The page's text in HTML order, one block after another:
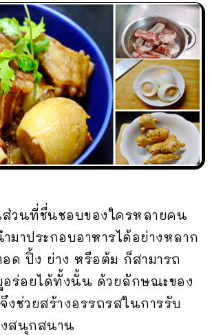
ส่วนที่ชื่นชอบของใครหลายคน
ำมาประกอบอาหารได้อย่างหลาก
อด ปิ้ง ย่าง หรือต้ม ก็สามารถ
อร่อยได้ทั้งนั้น ด้วยลักษณะของ
งช่วยสร้างอรรถรสในการรับ
งสนุกสนาน